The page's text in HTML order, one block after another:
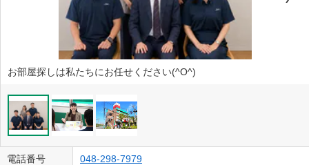
お部屋探しは私たちにお任せください(^O^)
電話番号 048-298-7979